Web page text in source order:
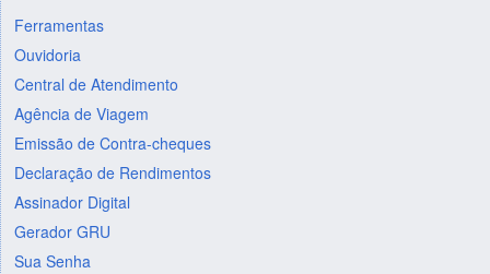
Ferramentas
Ouvidoria
Central de Atendimento
Agência de Viagem
Emissão de Contra-cheques
Declaração de Rendimentos
Assinador Digital
Gerador GRU
Sua Senha